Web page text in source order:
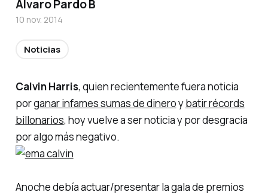
Calvin Harris, quien recientemente fuera noticia
porganar infames sumas de dineroybatir récords
billonarios, hoy vuelve a ser noticia y por desgracia
por algo más negativo.
Anoche debía actuar/presentar la gala de premios
Álvaro Pardo B
10 nov. 2014
Noticias